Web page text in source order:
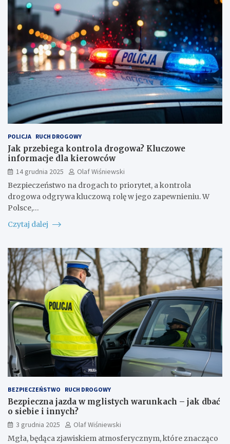
POLICJA RUCH DROGOWY
Jak przebiega kontrola drogowa? Kluczowe
informacje dla kierowców
14 grudnia 2025
Olaf Wiśniewski
Bezpieczeństwo na drogach to priorytet, a kontrola
drogowa odgrywa kluczową rolę w jego zapewnieniu. W
Polsce,…
Czytaj dalej
BEZPIECZEŃSTWO RUCH DROGOWY
Bezpieczna jazda w mglistych warunkach – jak dbać
o siebie i innych?
3 grudnia 2025
Olaf Wiśniewski
Mgła, będąca zjawiskiem atmosferycznym, które znacząco